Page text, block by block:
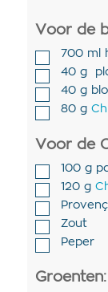
Voor de
700 ml
40 g
40 g
80 g
Voor de
100 g
120 g
Zout
Peper
Groenten: